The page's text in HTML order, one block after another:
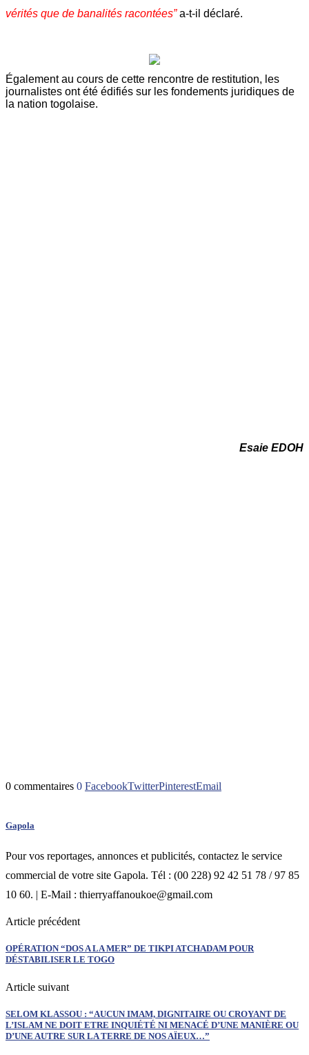
vérités que de banalités racontées”a-t-il déclaré.
Également au cours de cette rencontre de restitution, les
journalistes ont été édifiés sur les fondements juridiques de
la nation togolaise.
Esaie EDOH
0 commentaires 0 FacebookTwitterPinterestEmail
Gapola
Pour vos reportages, annonces et publicités, contactez le service
commercial de votre site Gapola. Tél : (00 228) 92 42 51 78 / 97 85
10 60. | E-Mail : thierryaffanoukoe@gmail.com
Article précédent
OPÉRATION “DOS A LA MER” DE TIKPI ATCHADAM POUR
DÉSTABILISER LE TOGO
Article suivant
SELOM KLASSOU : “AUCUN IMAM, DIGNITAIRE OU CROYANT DE
L’ISLAM NE DOIT ETRE INQUIÉTÉ NI MENACÉ D’UNE MANIÈRE OU
D’UNE AUTRE SUR LA TERRE DE NOS AÏEUX…”